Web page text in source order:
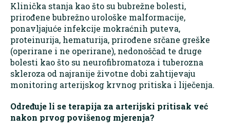
Klinička stanja kao što su bubrežne bolesti,
prirođene bubrežno urološke malformacije,
ponavljajuće infekcije mokraćnih puteva,
proteinurija, hematurija, prirođene srčane greške
(operirane i ne operirane), nedonoščad te druge
bolesti kao što su neurofibromatoza i tuberozna
skleroza od najranije životne dobi zahtijevaju
monitoring arterijskog krvnog pritiska i liječenja.
Određuje li se terapija za arterijski pritisak već
nakon prvog povišenog mjerenja?